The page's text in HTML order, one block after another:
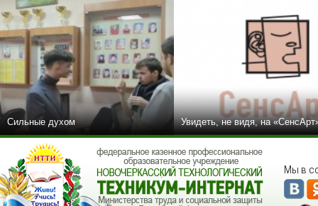
Сильные духом Увидеть, не видя, на
Мы в